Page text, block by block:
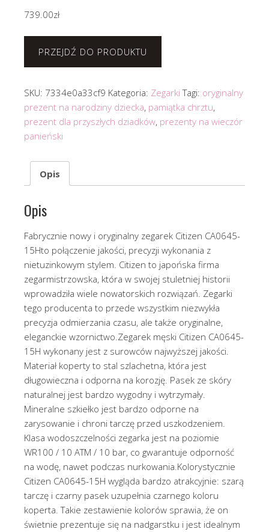
739.00zł
PRZEJDŹ DO PRODUKTU
SKU: 7334e0a33cf9 Kategoria: Zegarki Tagi: oryginalny
prezent na narodziny dziecka, pamiątka chrztu,
prezent dla przyszłych dziadków, prezenty na wieczór
panieński
Opis
Opis
Fabrycznie nowy i oryginalny zegarek Citizen CA0645-
15Hto połączenie jakości, precyzji wykonania z
nietuzinkowym stylem. Citizen to japońska firma
zegarmistrzowska, która w swojej stuletniej historii
wprowadziła wiele nowatorskich rozwiązań. Zegarki
tego producenta to przede wszystkim niezwykła
precyzja odmierzania czasu, ale także oryginalne,
eleganckie wzornictwo.Zegarek męski Citizen CA0645-
15H wykonany jest z surowców najwyższej jakości.
Materiał koperty to stal szlachetna, która jest
długowieczna i odporna na korozję. Pasek ze skóry
naturalnej jest bardzo wygodny i wytrzymały.
Mineralne szkiełko jest bardzo odporne na
zarysowanie i chroni tarczę przed uszkodzeniem.
Klasa wodoszczelności zegarka jest na poziomie
WR100 / 10 ATM / 10 bar, co gwarantuje odporność
na wodę, nawet podczas nurkowania.Kolorystycznie
Citizen CA0645-15H wygląda bardzo atrakcyjnie: szarą
tarczę i czarny pasek uzupełnia czarnego koloru
koperta. Takie zestawienie kolorów sprawia, że on
świetnie prezentuje się na nadgarstku i jest idealnym